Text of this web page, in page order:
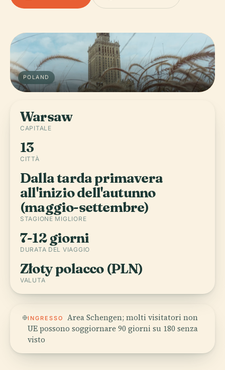
POLAND
Warsaw
CAPITALE
13
CITTÀ
Dalla tarda primavera
all'inizio dell'autunno
(maggio-settembre)
STAGIONE MIGLIORE
7-12 giorni
DURATA DEL VIAGGIO
Złoty polacco (PLN)
VALUTA
INGRESSO
Area Schengen; molti visitatori non
UE possono soggiornare 90 giorni su 180 senza
visto